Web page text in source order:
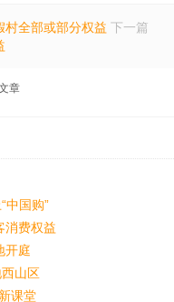
村全部或部分权益 下一篇
章
中国购”
消费权益
开庭
山区
课堂